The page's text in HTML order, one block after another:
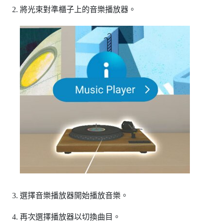
將光束對準櫃子上的音樂播放器。
選擇音樂播放器開始播放音樂。
再次選擇播放器以切換曲目。